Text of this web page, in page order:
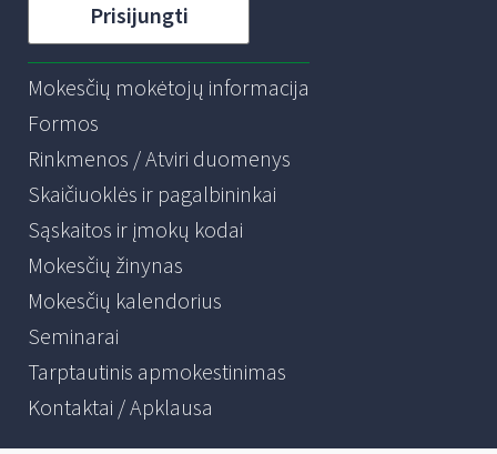
Prisijungti
Mokesčių mokėtojų informacija
Formos
Rinkmenos / Atviri duomenys
Skaičiuoklės ir pagalbininkai
Sąskaitos ir įmokų kodai
Mokesčių žinynas
Mokesčių kalendorius
Seminarai
Tarptautinis apmokestinimas
Kontaktai / Apklausa